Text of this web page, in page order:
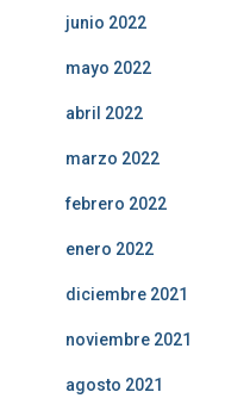
junio 2022
mayo 2022
abril 2022
marzo 2022
febrero 2022
enero 2022
diciembre 2021
noviembre 2021
agosto 2021